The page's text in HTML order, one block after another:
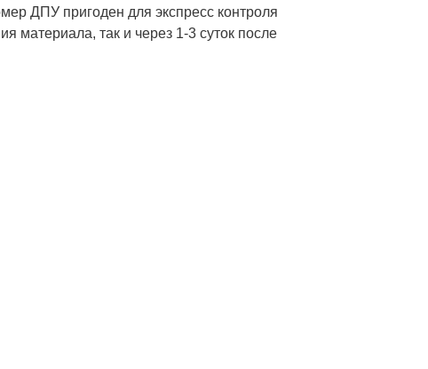
ДПУ пригоден для экспресс контроля
материала, так и через 1-3 суток после